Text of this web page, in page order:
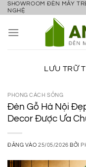
Bỏ
nội
SHOWROOM ĐÈN MÂY
NGHỆ
LƯU TRỮ
PHONG CÁCH SỐNG
Đèn Gỗ Hà Nội
Decor Được Ưa
ĐĂNG VÀO25/05/2026 BỞI